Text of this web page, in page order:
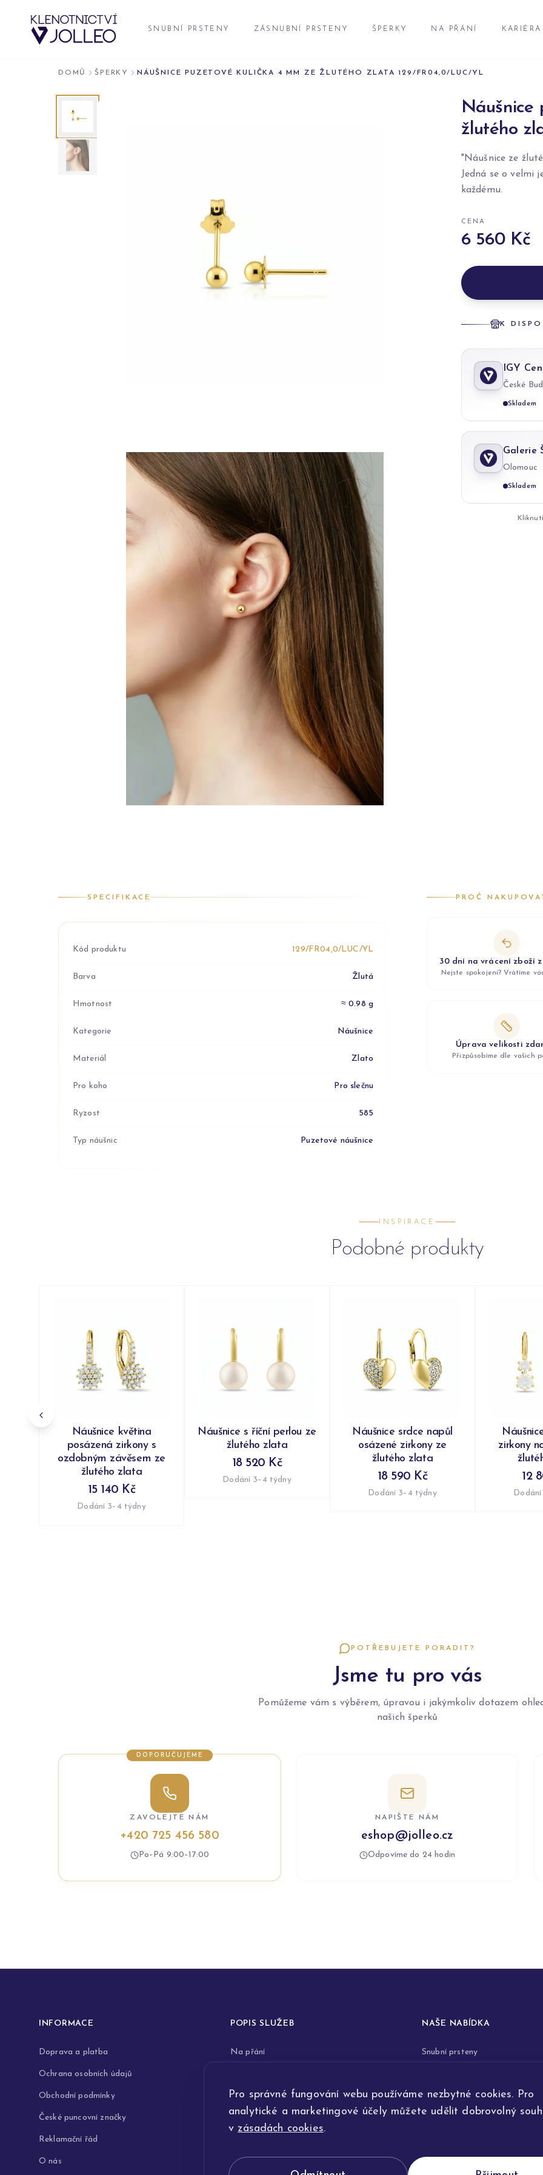
Pro správné fungování webu používáme nezbytné cookies. Pro
analytické a marketingové účely můžete udělit dobrovolný
v zásadách cookies.
SNUBNÍ PRSTENY ZÁSNUBNÍ PRSTENY ŠPERKY NA PŘÁNÍ KARIÉRA
DOMŮ ŠPERKY NÁUŠNICE PUZETOVÉ KULIČKA 4 MM ZE ŽLUTÉHO ZLATA 129/FR04,0/LUC/YL
Náušnice
žlutého
"Náušnice ze
Jedná se o velmi
každému.
CENA
6 560 Kč
K
IGY
České
Skladem
Galerie
Olomouc
Skladem
SPECIFIKACE
Kód produktu 129/FR04,0/LUC/YL
Barva Žlutá
Hmotnost ≈ 0.98 g
Kategorie Náušnice
Materiál Zlato
Pro koho Pro slečnu
Ryzost 585
Typ náušnic Puzetové náušnice
PROČ
30 dní na vrácení zboží z
Nejste spokojeni? Vrátíme
Úprava velikosti
Přizpůsobíme dle vašich
INSPIRACE
Podobné produkty
Náušnice květina
posázená zirkony s
ozdobným závěsem ze
žlutého zlata
15 140 Kč
Dodání 3–4 týdny
Náušnice s říční perlou ze
žlutého zlata
18 520 Kč
Dodání 3–4 týdny
Náušnice srdce napůl
osázené zirkony ze
žlutého zlata
18 590 Kč
Dodání 3–4 týdny
zirkony
12
POTŘEBUJETE PORADIT?
Jsme tu pro vás
Pomůžeme vám s výběrem, úpravou i jakýmkoliv dotazem
našich šperků
DOPORUČUJEME
ZAVOLEJTE NÁM
+420 725 456 580
Po–Pá 9:00–17:00
NAPIŠTE NÁM
eshop@jolleo.cz
Odpovíme do 24 hodin
INFORMACE
Doprava a platba
Ochrana osobních údajů
Obchodní podmínky
České puncovní značky
Reklamační řád
O nás
POPIS SLUŽEB
Na přání
Opravy a renovace šperků
Výkup zlata
NAŠE NABÍDKA
Snubní prsteny
Šperky
Na přání